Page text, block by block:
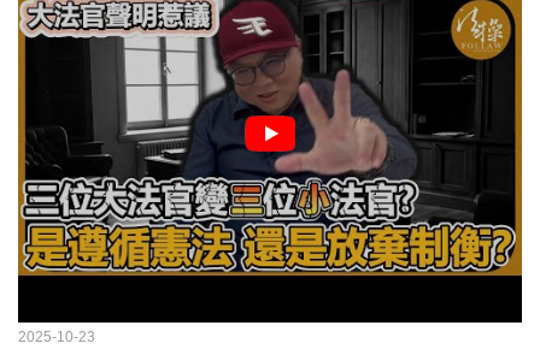
2025-10-23